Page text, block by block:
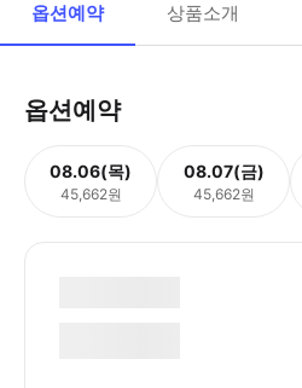
옵션예약 상품소개
옵션예약
08.06(목)
45,662원
08.07(금)
45,662원